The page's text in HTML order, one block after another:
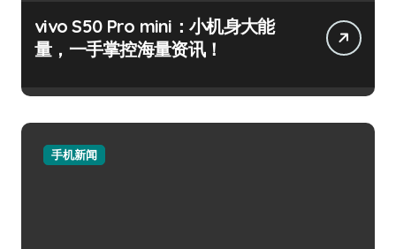
vivo S50 Pro mini：小机身大能
量，一手掌控海量资讯！
手机新闻